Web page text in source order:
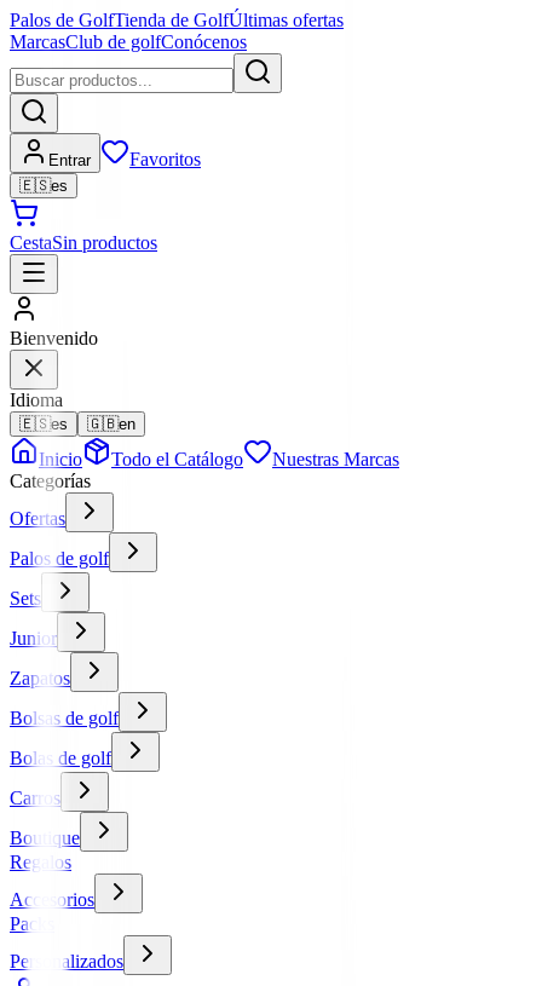
Palos de GolfTienda de GolfÚltimas ofertas
MarcasClub de golfConócenos
Entrar Favoritos
🇪🇸es
CestaSin productos
Bienvenido
Idioma
🇪🇸es 🇬🇧en
Inicio Todo el Catálogo
Nuestras Marcas
Categorías
Ofertas
Palos de golf
Sets
Junior
Zapatos
Bolsas de golf
Bolas de golf
Carros
Boutique
Regalos
Accesorios
Packs
Personalizados